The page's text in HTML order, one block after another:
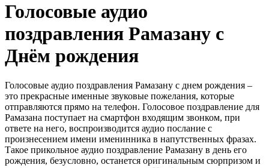
Голосовые аудио
поздравления Рамазану с
Днём рождения
Голосовые аудио поздравления Рамазану с днем рождения –
это прекрасные именные звуковые пожелания, которые
отправляются прямо на телефон. Голосовое поздравление для
Рамазана поступает на смартфон входящим звонком, при
ответе на него, воспроизводится аудио послание с
произнесением имени именинника в напутственных фразах.
Такое прикольное аудио поздравление Рамазану в день его
рождения, безусловно, останется оригинальным сюрпризом и